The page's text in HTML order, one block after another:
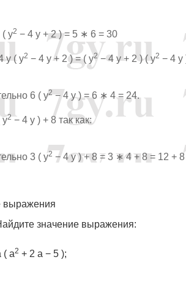
( y2 − 4 y + 2 ) = 5 ∗ 6 = 30
y ( y2 − 4 y + 2 ) = ( y2− 4 y + 2 ) ( y2 − 4 y
6 ( y2− 4 y ) = 6 ∗ 4 = 24.
y2− 4 y ) + 8 так как:
3 ( y2 − 4 y ) + 8 = 3 ∗ 4 + 8 = 12 +
выражения
значение выражения:
( a2 + 2 a − 5 );